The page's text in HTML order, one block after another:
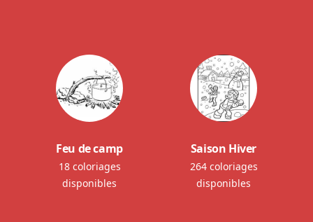
Feu de camp
18 coloriages
disponibles
Saison Hiver
264 coloriages
disponibles